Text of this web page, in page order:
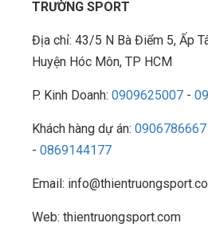
TRƯỜNG SPORT
Địa chỉ: 43/5 N Bà Điểm 5, Ấp
Huyện Hóc Môn, TP HCM
P. Kinh Doanh: 0909625007 -
Khách hàng dự án: 0906786667
- 0869144177
Email:
Web: thientruongsport.com